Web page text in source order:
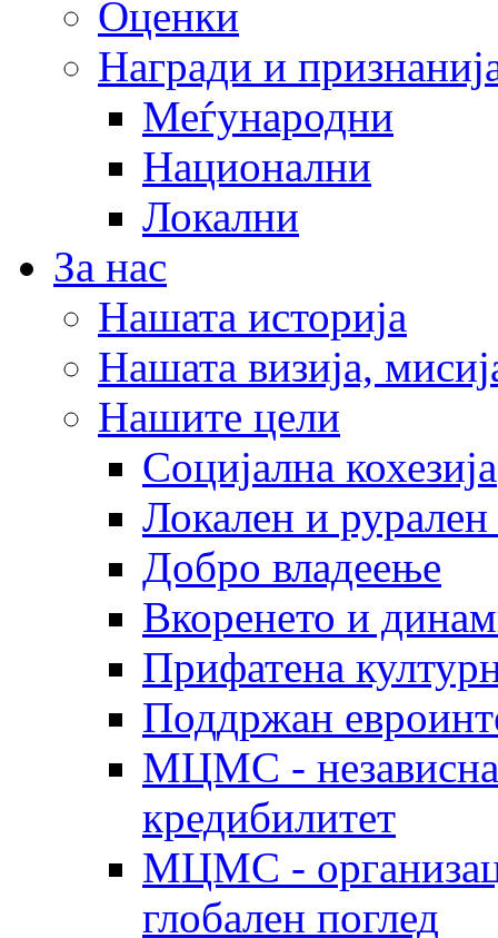
Оценки
Награди и
Меѓународни
Национални
Локални
За нас
Нашата историја
Нашата визија,
Нашите цели
Социјална кохезија
Локален и рурален
Добро владеење
Вкоренето и
Прифатена
Поддржан
МЦМС - независна
кредибилитет
МЦМС -
глобален поглед